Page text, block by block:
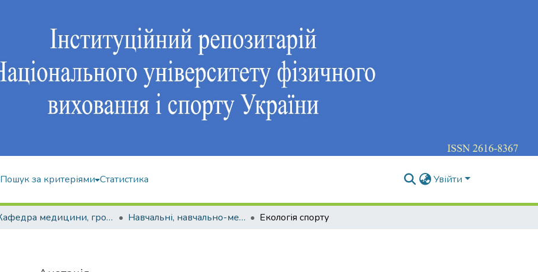
Пошук за критеріями Статистика Увійти
Кафедра медицини, громадського здоров'я та екології спорту Навчальні, навчально-методичні видання Екологія спорту